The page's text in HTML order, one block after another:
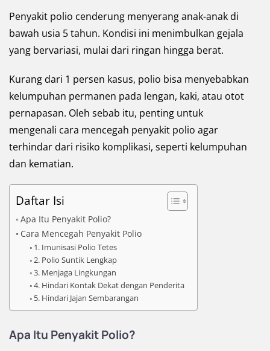
Penyakit polio cenderung menyerang anak-anak di
bawah usia 5 tahun. Kondisi ini menimbulkan gejala
yang bervariasi, mulai dari ringan hingga berat.
Kurang dari 1 persen kasus, polio bisa menyebabkan
kelumpuhan permanen pada lengan, kaki, atau otot
pernapasan. Oleh sebab itu, penting untuk
mengenali cara mencegah penyakit polio agar
terhindar dari risiko komplikasi, seperti kelumpuhan
dan kematian.
Daftar Isi
Apa Itu Penyakit Polio?
Cara Mencegah Penyakit Polio
1. Imunisasi Polio Tetes
2. Polio Suntik Lengkap
3. Menjaga Lingkungan
4. Hindari Kontak Dekat dengan Penderita
5. Hindari Jajan Sembarangan
Apa Itu Penyakit Polio?